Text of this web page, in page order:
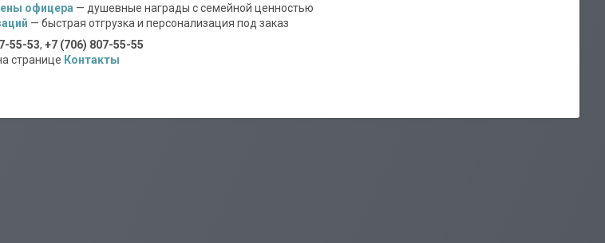
офицера — душевные награды с семейной ценностью
— быстрая отгрузка и персонализация под заказ
55-53, +7 (706) 807-55-55
странице Контакты